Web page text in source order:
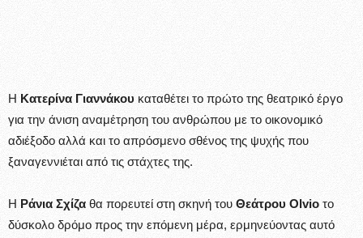
Η Κατερίνα Γιαννάκου καταθέτει το πρώτο της θεατρικό έργο
για την άνιση αναμέτρηση του ανθρώπου με το οικονομικό
αδιέξοδο αλλά και το απρόσμενο σθένος της ψυχής που
ξαναγεννιέται από τις στάχτες της.
Η Ράνια Σχίζα θα πορευτεί στη σκηνή του Θεάτρου Olvio το
δύσκολο δρόμο προς την επόμενη μέρα, ερμηνεύοντας αυτό